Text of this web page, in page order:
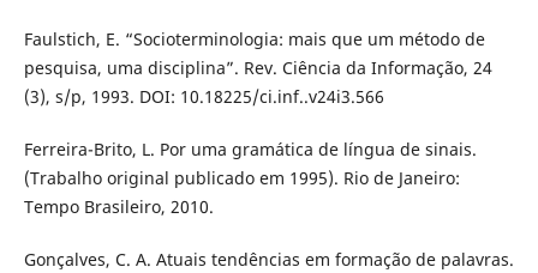
Faulstich, E. “Socioterminologia: mais que um método de
pesquisa, uma disciplina”. Rev. Ciência da Informação, 24
(3), s/p, 1993. DOI: 10.18225/ci.inf..v24i3.566
Ferreira-Brito, L. Por uma gramática de língua de sinais.
(Trabalho original publicado em 1995). Rio de Janeiro:
Tempo Brasileiro, 2010.
Gonçalves, C. A. Atuais tendências em formação de palavras.